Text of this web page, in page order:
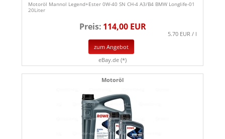
Motoröl Mannol Legend+Ester 0W-40 SN CH-4 A3/B4 BMW Longlife-01
20Liter
Preis: 114,00 EUR
5.70 EUR / l
zum Angebot
eBay.de (*)
Motoröl